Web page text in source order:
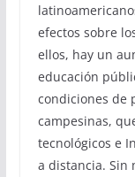
efectos sobre
ellos, hay un
educación
condiciones de
campesinas,
tecnológicos e
a distancia. Sin